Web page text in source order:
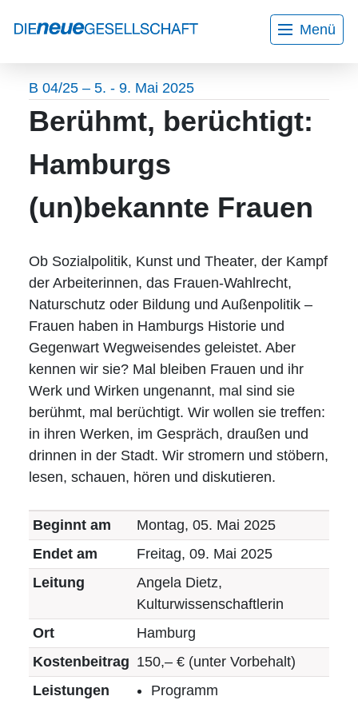
Menü
Home Aktuelles
Wir über uns
Mitarbeiter*innen
Kontakt
Bildungsurlaube
Gesprächskreise
Veranstaltungen
Workshops
Projekte
AGB
Datenschutzerklärung
Ehrenamt
Impressum
B 04/25 – 5. - 9. Mai 2025
Berühmt, berüchtigt:
Hamburgs
(un)bekannte Frauen
Ob Sozialpolitik, Kunst und Theater, der Kampf
der Arbeiterinnen, das Frauen-Wahlrecht,
Naturschutz oder Bildung und Außenpolitik –
Frauen haben in Hamburgs Historie und
Gegenwart Wegweisendes geleistet. Aber
kennen wir sie? Mal bleiben Frauen und ihr
Werk und Wirken ungenannt, mal sind sie
berühmt, mal berüchtigt. Wir wollen sie treffen:
in ihren Werken, im Gespräch, draußen und
drinnen in der Stadt. Wir stromern und stöbern,
lesen, schauen, hören und diskutieren.
Beginnt am
Montag, 05. Mai 2025
Endet am
Freitag, 09. Mai 2025
Leitung
Angela Dietz,
Kulturwissenschaftlerin
Ort
Hamburg
Kostenbeitrag 150,– € (unter Vorbehalt)
Leistungen
Programm